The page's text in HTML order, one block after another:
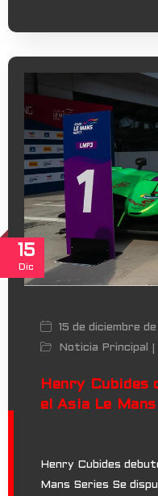
15
Dic
15 de diciembre
Noticia Principal
Henry Cubides
el Asia Le
Henry Cubides
Mans Series Se